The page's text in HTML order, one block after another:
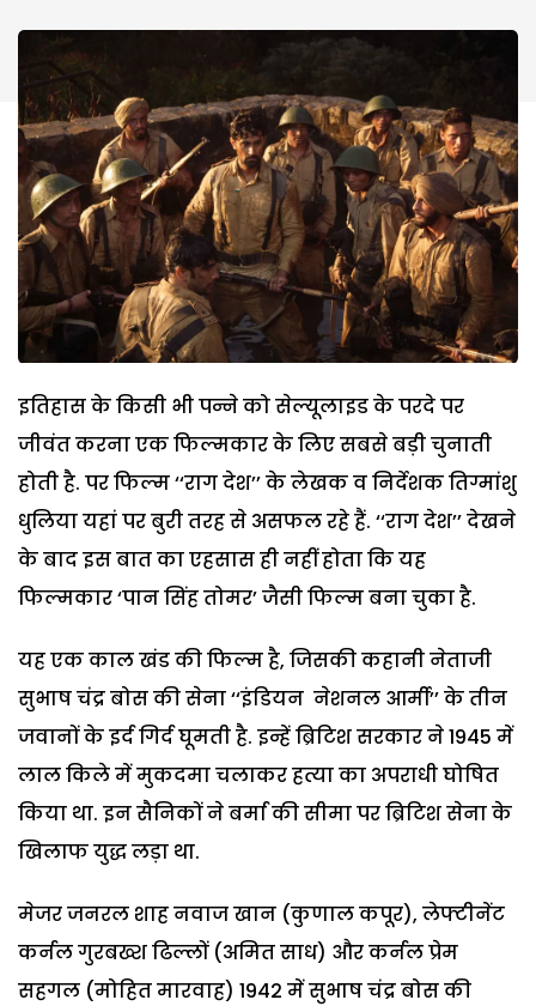
इतिहास के किसी भी पन्ने को सेल्यूलाइड के परदे पर
जीवंत करना एक फिल्मकार के लिए सबसे बड़ी चुनाती
होती है. पर फिल्म ‘‘राग देश’’ के लेखक व निर्देशक तिग्मांशु
धुलिया यहां पर बुरी तरह से असफल रहे हैं. ‘‘राग देश’’ देखने
के बाद इस बात का एहसास ही नहीं होता कि यह
फिल्मकार ‘पान सिंह तोमर’ जैसी फिल्म बना चुका है.
यह एक काल खंड की फिल्म है, जिसकी कहानी नेताजी
सुभाष चंद्र बोस की सेना ‘‘इंडियन नेशनल आर्मी’’ के तीन
जवानों के इर्द गिर्द घूमती है. इन्हें ब्रिटिश सरकार ने 1945 में
लाल किले में मुकदमा चलाकर हत्या का अपराधी घोषित
किया था. इन सैनिकों ने बर्मा की सीमा पर ब्रिटिश सेना के
खिलाफ युद्ध लड़ा था.
मेजर जनरल शाह नवाज खान (कुणाल कपूर), लेफ्टीनेंट
कर्नल गुरबख्श ढिल्लों (अमित साध) और कर्नल प्रेम
सहगल (मोहित मारवाह) 1942 में सुभाष चंद्र बोस की